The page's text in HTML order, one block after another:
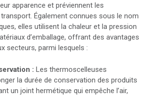
apparence et préviennent les
Également connues sous le nom
elles utilisent la chaleur et la pression
d’emballage, offrant des avantages
secteurs, parmi lesquels :
: Les thermoscelleuses
la durée de conservation des produits
un joint hermétique qui empêche l’air,